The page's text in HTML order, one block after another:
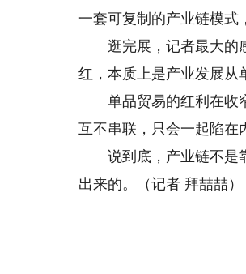
一套可复制的产业链模式
逛完展，记者最大的感
红，本质上是产业发展从
单品贸易的红利在收窄
互不串联，只会一起陷在
说到底，产业链不是靠
出来的。（记者 拜喆喆）